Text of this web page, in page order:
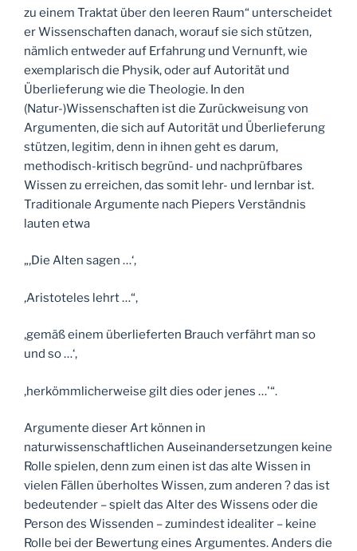
zu einem Traktat über den leeren Raum“ unterscheidet
er Wissenschaften danach, worauf sie sich stützen,
nämlich entweder auf Erfahrung und Vernunft, wie
exemplarisch die Physik, oder auf Autorität und
Überlieferung wie die Theologie. In den
(Natur-)Wissenschaften ist die Zurückweisung von
Argumenten, die sich auf Autorität und Überlieferung
stützen, legitim, denn in ihnen geht es darum,
methodisch-kritisch begründ- und nachprüfbares
Wissen zu erreichen, das somit lehr- und lernbar ist.
Traditionale Argumente nach Piepers Verständnis
lauten etwa
„‚Die Alten sagen …‘,
‚Aristoteles lehrt …“,
‚gemäß einem überlieferten Brauch verfährt man so
und so …‘,
‚herkömmlicherweise gilt dies oder jenes …'“.
Argumente dieser Art können in
naturwissenschaftlichen Auseinandersetzungen keine
Rolle spielen, denn zum einen ist das alte Wissen in
vielen Fällen überholtes Wissen, zum anderen ? das ist
bedeutender – spielt das Alter des Wissens oder die
Person des Wissenden – zumindest idealiter – keine
Rolle bei der Bewertung eines Argumentes. Anders die